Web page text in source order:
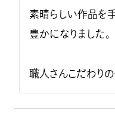
素晴らしい作品を
豊かになりました。
職人さんこだわり